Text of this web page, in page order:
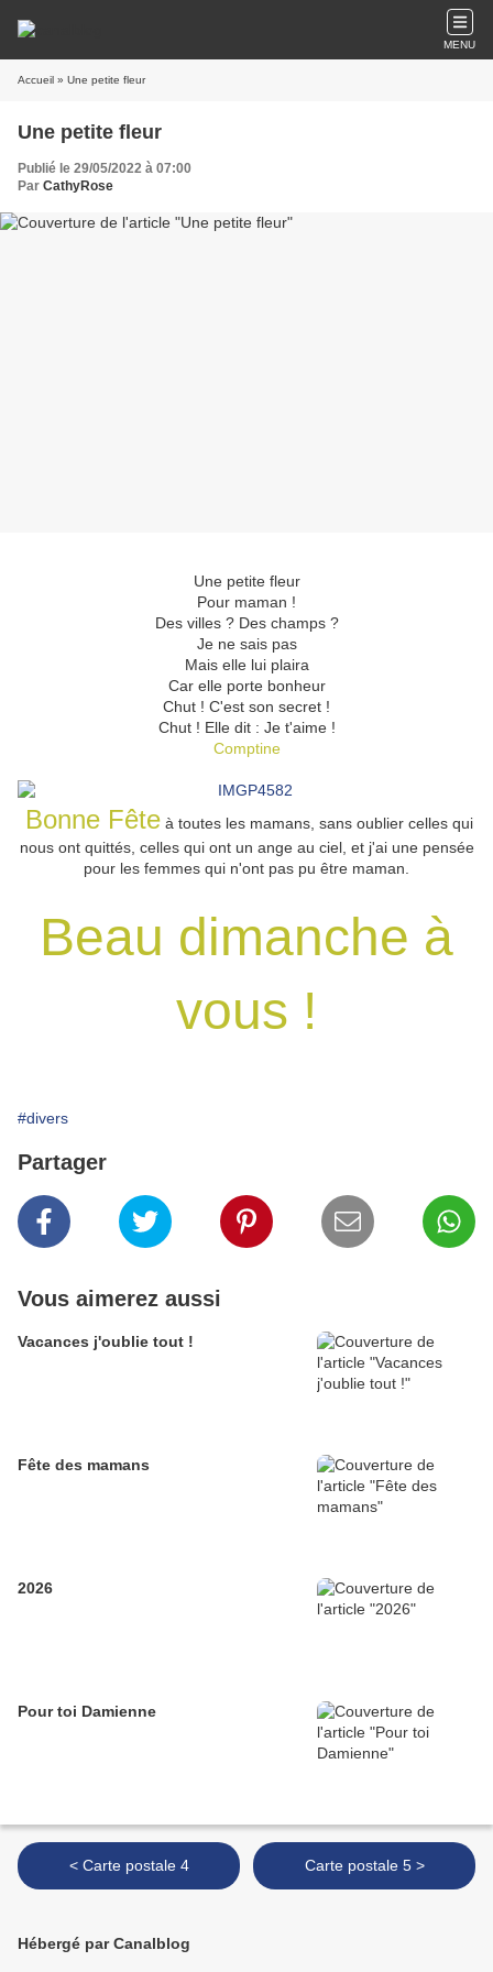
MENU
Accueil » Une petite fleur
Une petite fleur
Publié le 29/05/2022 à 07:00
Par CathyRose
Une petite fleur
Pour maman !
Des villes ? Des champs ?
Je ne sais pas
Mais elle lui plaira
Car elle porte bonheur
Chut ! C'est son secret !
Chut ! Elle dit : Je t'aime !
Comptine
Bonne Fêteà toutes les mamans, sans oublier celles qui
nous ont quittés, celles qui ont un ange au ciel, et j'ai une pensée
pour les femmes qui n'ont pas pu être maman.
Beau dimanche à
vous !
#divers
Partager
Vous aimerez aussi
Vacances j'oublie tout !
Fête des mamans
2026
Pour toi Damienne
< Carte postale 4 Carte postale 5 >
Hébergé par Canalblog